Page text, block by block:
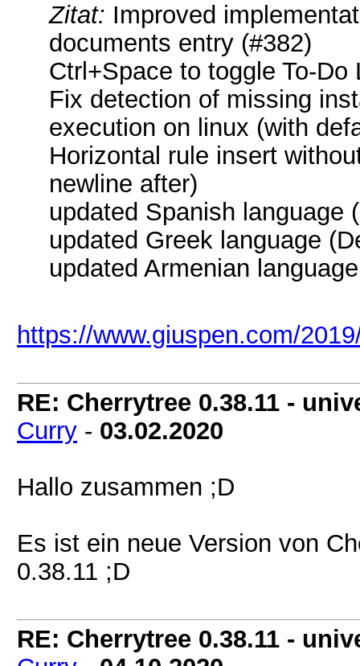
Zitat: Improved
documents entry (#382)
Ctrl+Space to toggle To-
Fix detection of missing
execution on linux (with
Horizontal rule insert
newline after)
updated Spanish language
updated Greek language
updated Armenian
https://www.giuspen.com/
RE: Cherrytree 0.38.11 -
Curry - 03.02.2020
Hallo zusammen ;D
Es ist ein neue Version von
0.38.11 ;D
RE: Cherrytree 0.38.11 -